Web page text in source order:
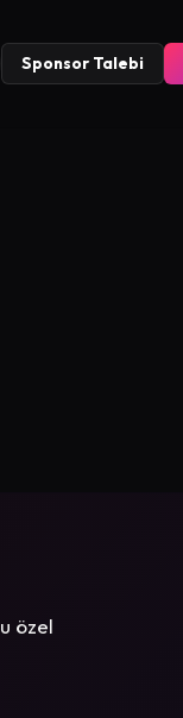
Sponsor Talebi
özel